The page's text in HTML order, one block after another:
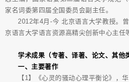
家名词委第四届全国委员会副主任。
2012年4月-今 北京语言大学教授。
京语言大学语言资源高精尖创新中心主任
学术成果（专著、译著、论文、其他
一、主要著作
【1】《心灵的骚动心理平衡论》，